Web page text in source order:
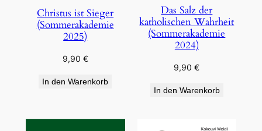
Christus ist Sieger
(Sommerakademie
2025)
9,90 €
In den Warenkorb
Das Salz der
katholischen Wahrheit
(Sommerakademie
2024)
9,90€
In den Warenkorb